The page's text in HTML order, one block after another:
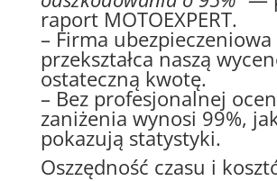
raport MOTOEXPERT.
– Firma ubezpieczeniowa
przekształca naszą
ostateczną kwotę.
– Bez profesjonalnej
zaniżenia wynosi 99%,
pokazują statystyki.
Oszzędność czasu i